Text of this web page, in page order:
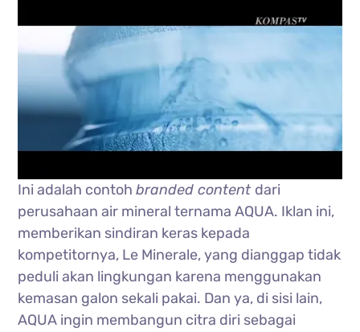
Ini adalah contohbranded content dari
perusahaan air mineral ternama AQUA. Iklan ini,
memberikan sindiran keras kepada
kompetitornya, Le Minerale, yang dianggap tidak
peduli akan lingkungan karena menggunakan
kemasan galon sekali pakai. Dan ya, di sisi lain,
AQUA ingin membangun citra diri sebagai